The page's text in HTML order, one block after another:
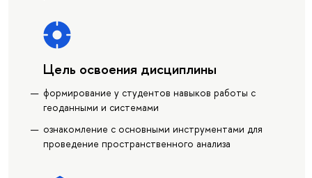
Цель освоения дисциплины
формирование у студентов навыков работы с
геоданными и системами
ознакомление с основными инструментами для
проведение пространственного анализа